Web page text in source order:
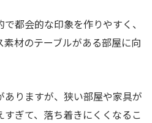
都会的な印象を作りやすく、
材のテーブルがある部屋に向
りますが、狭い部屋や家具が
ぎて、落ち着きにくくなるこ